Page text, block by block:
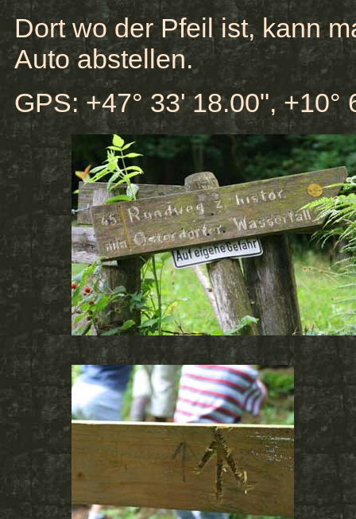
Dort wo der Pfeil ist, kann
Auto abstellen.
GPS: +47° 33' 18.00", +10°